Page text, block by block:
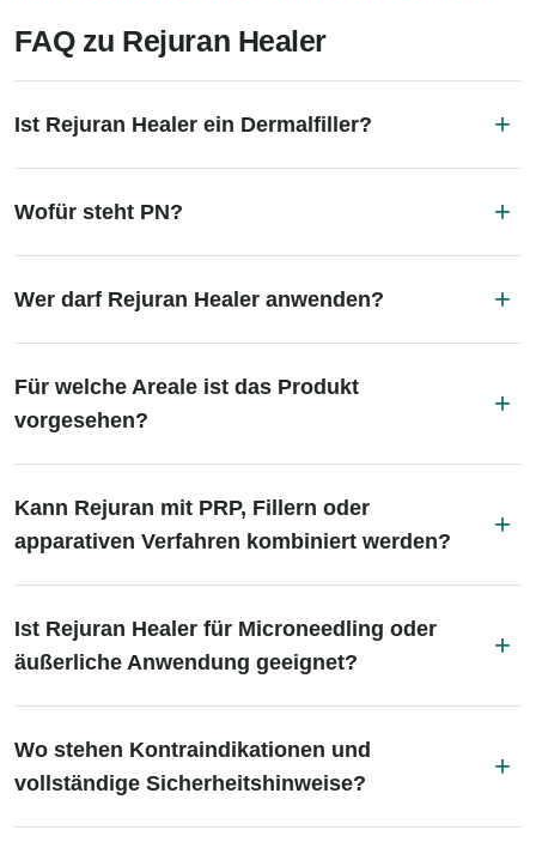
FAQ zu Rejuran Healer
Ist Rejuran Healer ein Dermalfiller?
Wofür steht PN?
Wer darf Rejuran Healer anwenden?
Für welche Areale ist das Produkt
vorgesehen?
Kann Rejuran mit PRP, Fillern oder
apparativen Verfahren kombiniert werden?
Ist Rejuran Healer für Microneedling oder
äußerliche Anwendung geeignet?
Wo stehen Kontraindikationen und
vollständige Sicherheitshinweise?